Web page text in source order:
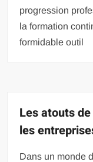
progression
la formation
formidable outil
Les atouts
les
Dans un monde